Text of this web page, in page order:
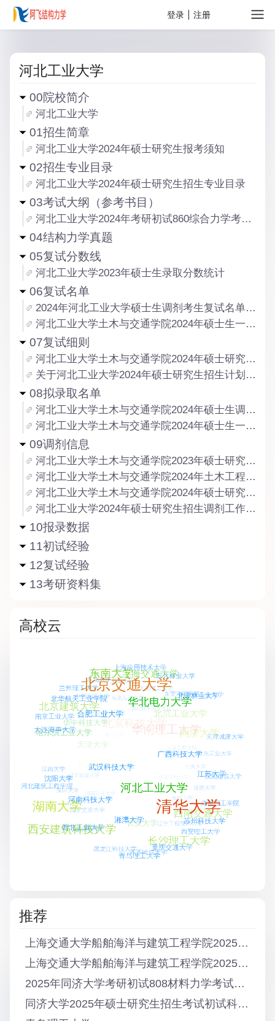
注册
登录
河北工业大学
00院校简介
河北工业大学
01招生简章
河北工业大学2024年硕士研究生报考须知
02招生专业目录
河北工业大学2024年硕士研究生招生专业目录
03考试大纲（参考书目）
河北工业大学2024年考研初试860综合力学考试大纲
04结构力学真题
05复试分数线
河北工业大学2023年硕士生录取分数统计
06复试名单
2024年河北工业大学硕士生调剂考生复试名单公示
河北工业大学土木与交通学院2024年硕士生一志愿考生复试名单公示
07复试细则
河北工业大学土木与交通学院2024年硕士研究生复试工作细则
关于河北工业大学2024年硕士研究生招生计划调整的公示
08拟录取名单
河北工业大学土木与交通学院2024年硕士生调剂考生拟录取名单公示
河北工业大学土木与交通学院2024年硕士生一志愿考生拟录取名单公示
09调剂信息
河北工业大学土木与交通学院2023年硕士研究生调剂公告
河北工业大学土木与交通学院2024年土木工程学硕、土木工程专硕二次调剂公告
河北工业大学土木与交通学院2024年硕士研究生招生调剂工作办法
河北工业大学2024年硕士研究生招生调剂工作办法
10报录数据
11初试经验
12复试经验
13考研资料集
高校云
推荐
上海交通大学船舶海洋与建筑工程学院2025年全日制硕士生复试结果公示
上海交通大学船舶海洋与建筑工程学院2025年全日制硕士生复试方案
2025年同济大学考研初试808材料力学考试大纲
同济大学2025年硕士研究生招生考试初试科目808材料力学与结构力学调整为808材料力学